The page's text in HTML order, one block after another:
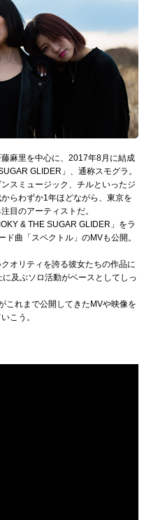
麻里を中心に、2017年8月に結成
GLIDER」、通称スモグラ。
スミュージック、チルといったジ
らわずか1年ほどながら、東京を
目のアーティストだ。
& THE SUGAR GLIDER」をラ
曲「スペクトル」のMVも公開。
オリティを誇る彼女たちの作品に
及ぶソロ活動がベースとしてしっ
これまで公開してきたMVや映像を
こう。